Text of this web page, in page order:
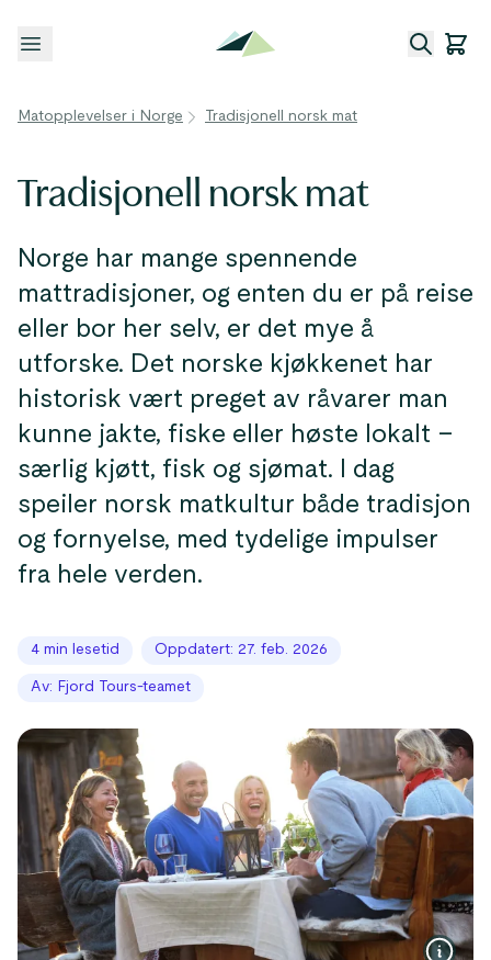
Åpne meny
Matopplevelser i Norge Tradisjonell norsk mat
Tradisjonell norsk mat
Norge har mange spennende
mattradisjoner, og enten du er på reise
eller bor her selv, er det mye å
utforske. Det norske kjøkkenet har
historisk vært preget av råvarer man
kunne jakte, fiske eller høste lokalt –
særlig kjøtt, fisk og sjømat. I dag
speiler norsk matkultur både tradisjon
og fornyelse, med tydelige impulser
fra hele verden.
4 min lesetid Oppdatert: 27. feb. 2026
Av: Fjord Tours-teamet